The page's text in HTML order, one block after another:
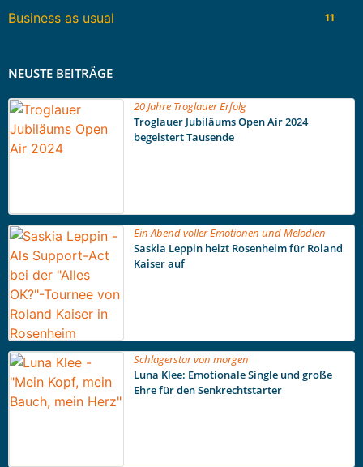
Business as usual 11
NEUSTE BEITRÄGE
20 Jahre Troglauer Erfolg
Troglauer Jubiläums Open Air 2024
begeistert Tausende
Ein Abend voller Emotionen und Melodien
Saskia Leppin heizt Rosenheim für Roland
Kaiser auf
Schlagerstar von morgen
Luna Klee: Emotionale Single und große
Ehre für den Senkrechtstarter